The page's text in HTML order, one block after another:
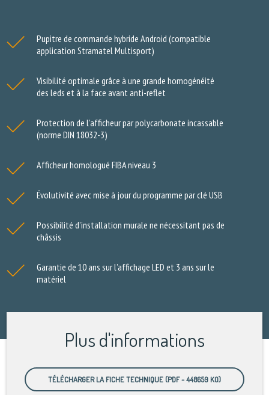
Pupitre de commande hybride Android (compatible
application Stramatel Multisport)
Visibilité optimale grâce à une grande homogénéité
des leds et à la face avant anti-reflet
Protection de l’afficheur par polycarbonate incassable
(norme DIN 18032-3)
Afficheur homologué FIBA niveau 3
Évolutivité avec mise à jour du programme par clé USB
Possibilité d’installation murale ne nécessitant pas de
châssis
Garantie de 10 ans sur l’affichage LED et 3 ans sur le
matériel
Plus d'informations
TÉLÉCHARGER LA FICHE TECHNIQUE (PDF - 448659 KO)